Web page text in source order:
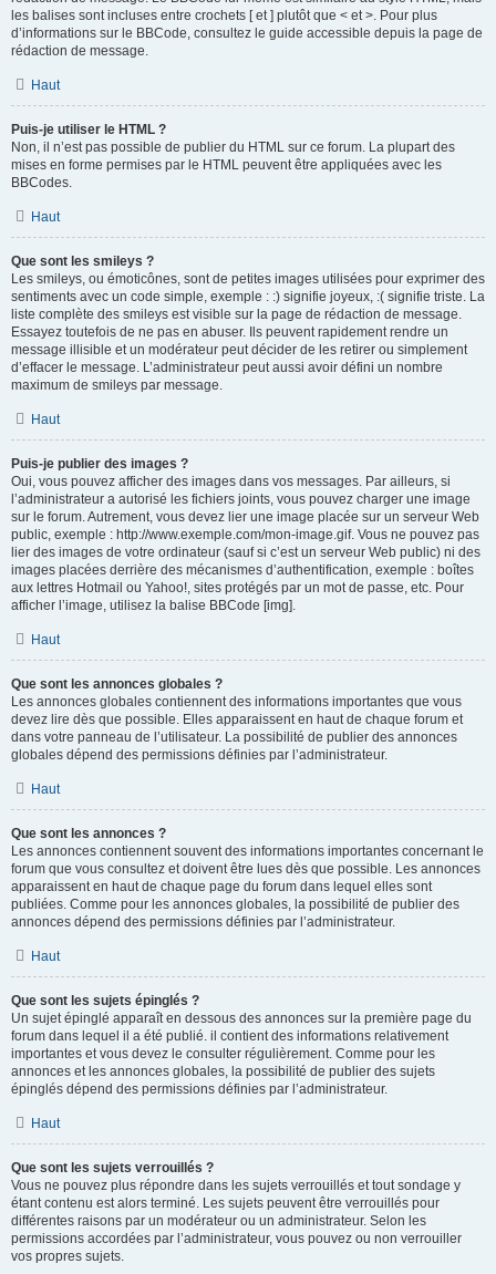
les balises sont incluses entre crochets [ et ] plutôt que < et >. Pour plus
d’informations sur le BBCode, consultez le guide accessible depuis la page de
rédaction de message.
Haut
Puis-je utiliser le HTML ?
Non, il n’est pas possible de publier du HTML sur ce forum. La plupart des
mises en forme permises par le HTML peuvent être appliquées avec les
BBCodes.
Haut
Que sont les smileys ?
Les smileys, ou émoticônes, sont de petites images utilisées pour exprimer des
sentiments avec un code simple, exemple : :) signifie joyeux, :( signifie triste. La
liste complète des smileys est visible sur la page de rédaction de message.
Essayez toutefois de ne pas en abuser. Ils peuvent rapidement rendre un
message illisible et un modérateur peut décider de les retirer ou simplement
d’effacer le message. L’administrateur peut aussi avoir défini un nombre
maximum de smileys par message.
Haut
Puis-je publier des images ?
Oui, vous pouvez afficher des images dans vos messages. Par ailleurs, si
l’administrateur a autorisé les fichiers joints, vous pouvez charger une image
sur le forum. Autrement, vous devez lier une image placée sur un serveur Web
public, exemple : http://www.exemple.com/mon-image.gif. Vous ne pouvez pas
lier des images de votre ordinateur (sauf si c’est un serveur Web public) ni des
images placées derrière des mécanismes d’authentification, exemple : boîtes
aux lettres Hotmail ou Yahoo!, sites protégés par un mot de passe, etc. Pour
afficher l’image, utilisez la balise BBCode [img].
Haut
Que sont les annonces globales ?
Les annonces globales contiennent des informations importantes que vous
devez lire dès que possible. Elles apparaissent en haut de chaque forum et
dans votre panneau de l’utilisateur. La possibilité de publier des annonces
globales dépend des permissions définies par l’administrateur.
Haut
Que sont les annonces ?
Les annonces contiennent souvent des informations importantes concernant le
forum que vous consultez et doivent être lues dès que possible. Les annonces
apparaissent en haut de chaque page du forum dans lequel elles sont
publiées. Comme pour les annonces globales, la possibilité de publier des
annonces dépend des permissions définies par l’administrateur.
Haut
Que sont les sujets épinglés ?
Un sujet épinglé apparaît en dessous des annonces sur la première page du
forum dans lequel il a été publié. il contient des informations relativement
importantes et vous devez le consulter régulièrement. Comme pour les
annonces et les annonces globales, la possibilité de publier des sujets
épinglés dépend des permissions définies par l’administrateur.
Haut
Que sont les sujets verrouillés ?
Vous ne pouvez plus répondre dans les sujets verrouillés et tout sondage y
étant contenu est alors terminé. Les sujets peuvent être verrouillés pour
différentes raisons par un modérateur ou un administrateur. Selon les
permissions accordées par l’administrateur, vous pouvez ou non verrouiller
vos propres sujets.